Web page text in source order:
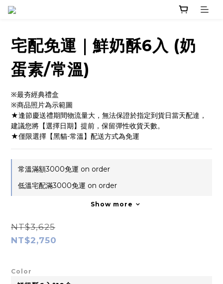
宅配免運｜鮮奶酥6入 (奶
蛋素/常溫)
※最夯經典禮盒
※商品照片為示範圖
★逢節慶送禮期間物流量大，無法保證於指定到貨日當天配達，
建議您將【選擇日期】提前，保留彈性收貨天數。
★僅限選擇【黑貓-常溫】配送方式為免運
常溫滿額3000免運 on order
低溫宅配滿3000免運 on order
Show more
NT$3,625
NT$2,750
Color